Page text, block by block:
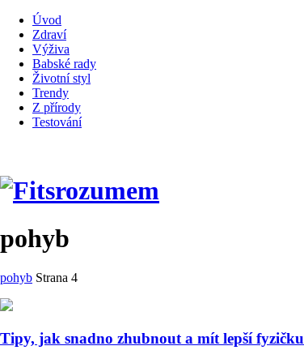
Úvod
Zdraví
Výživa
Babské rady
Životní styl
Trendy
Z přírody
Testování
pohyb
pohyb Strana 4
Tipy, jak snadno zhubnout a mít lepší fyzičku